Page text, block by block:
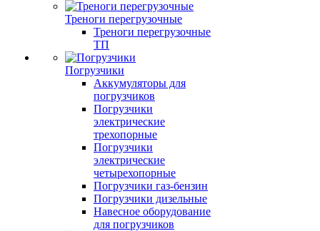
Треноги перегрузочные
Треноги перегрузочные
ТП
Погрузчики
Аккумуляторы для
погрузчиков
Погрузчики
электрические
трехопорные
Погрузчики
электрические
четырехопорные
Погрузчики газ-бензин
Погрузчики дизельные
Навесное оборудование
для погрузчиков